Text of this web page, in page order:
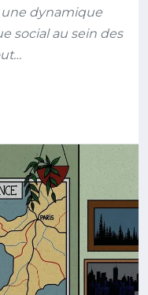
une dynamique
social au sein des